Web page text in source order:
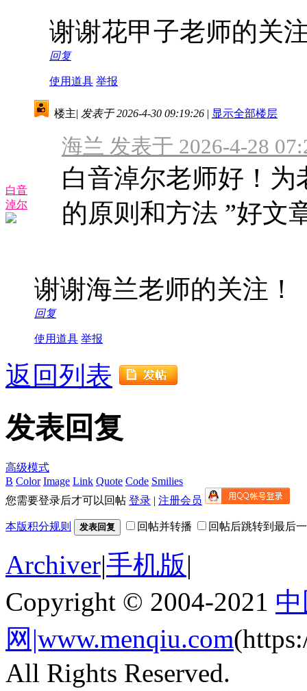
谢谢花甲子老师的关
回复
使用道具 举报
白音
淖尔
楼主| 发表于 2026-4-30 09:19:26 | 显示全部楼层
海兰 发表于 2026-4-28
白音淖尔老师好！为
的原则和方法 ”好文
谢谢海兰老师的关注！
回复
使用道具 举报
返回列表
发表回复
高级模式
B Color Image Link Quote Code Smilies
您需要登录后才可以回帖 登录 | 注册会员
本版积分规则 发表回复 回帖并转播 回帖后跳转到最后
Archiver|手机版|
Copyright © 2004-2021
网|www.menqiu.com
All Rights Reserved.